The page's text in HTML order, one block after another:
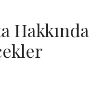
Hakkında